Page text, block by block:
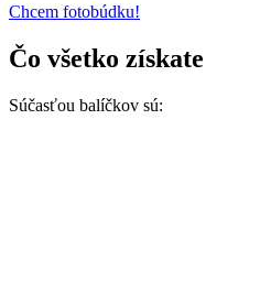
Chcem fotobúdku!
Čo všetko získate
Súčasťou balíčkov sú: